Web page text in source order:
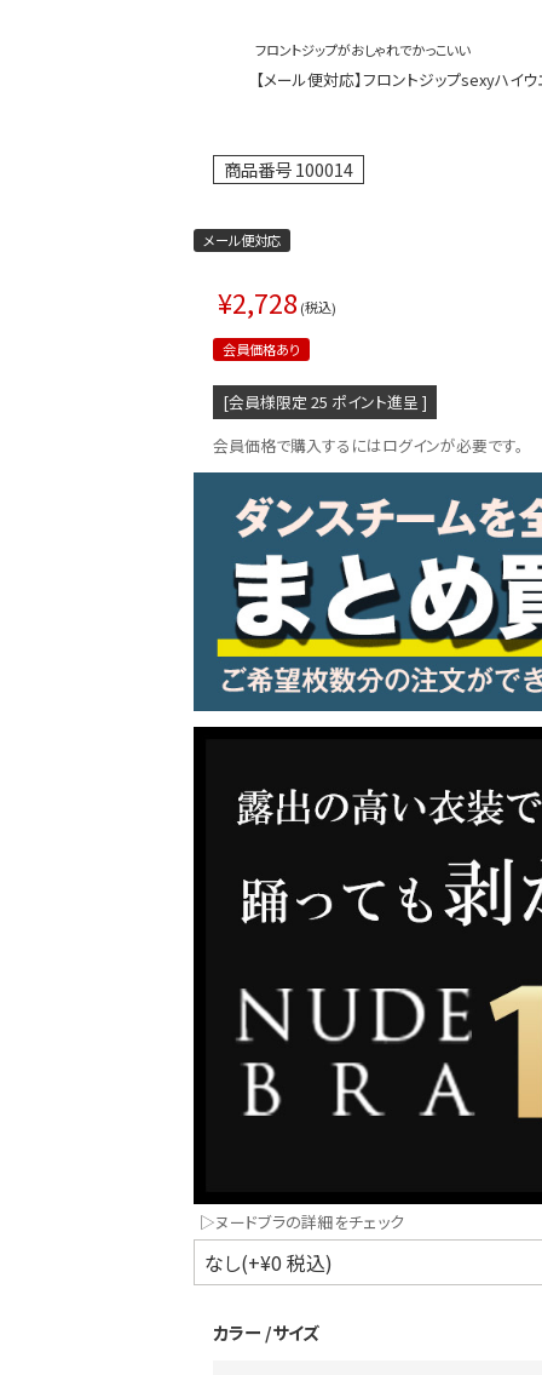
LINE連携でクーポンもらえる!!
同一商品まとめ買いキャンペーン
フロントジップがおしゃれでかっこいい
【メール便対応】フロントジップsexyハイ
商品番号100014
メール便対応
¥2,728 税込
会員価格あり
[会員様限定 25 ポイント進呈 ]
会員価格で購入するにはログインが必要です。
▷ヌードブラの詳細をチェック
カラー サイズ